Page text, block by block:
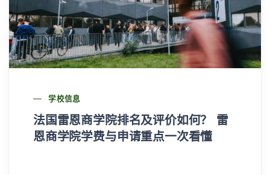
学校信息
法国雷恩商学院排名及评价如何？ 雷
恩商学院学费与申请重点一次看懂